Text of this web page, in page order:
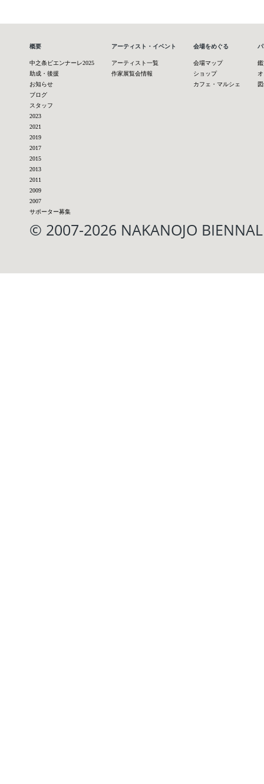
概要
中之条ビエンナーレ2025
助成・後援
お知らせ
ブログ
スタッフ
2023
2021
2019
2017
2015
2013
2011
2009
2007
サポーター募集
アーティスト・イベント
アーティスト一覧
作家展覧会情報
会場をめぐる
会場マップ
ショップ
カフェ・マルシェ
© 2007-2026 NAKANOJO